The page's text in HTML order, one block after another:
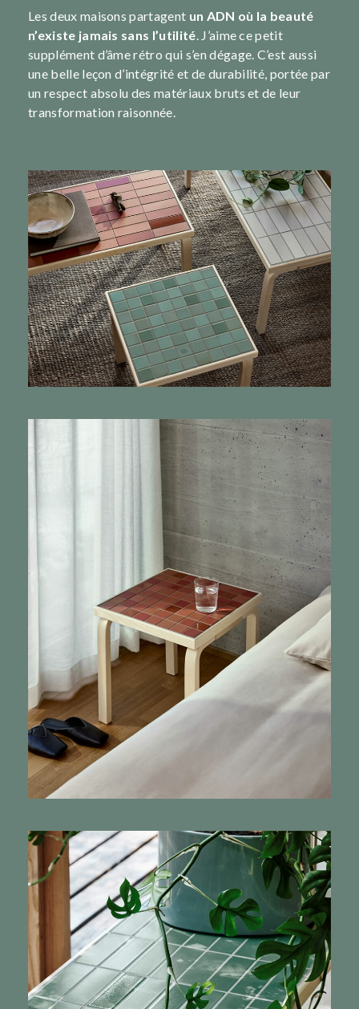
Les deux maisons partagent un ADN où la beauté
n’existe jamais sans l’utilité. J’aime ce petit
supplément d’âme rétro qui s’en dégage. C’est aussi
une belle leçon d’intégrité et de durabilité, portée par
un respect absolu des matériaux bruts et de leur
transformation raisonnée.